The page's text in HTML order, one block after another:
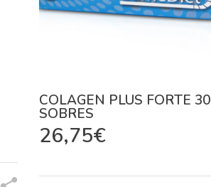
COLAGEN PLUS FORTE 30
SOBRES
26,75€